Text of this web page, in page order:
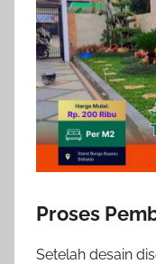
Proses
Setelah desain